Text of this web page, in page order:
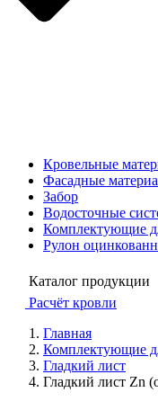
Кровельные
Фасадные
Забор
Водосточные
Комплектующие
Рулон
Каталог продукции
Расчёт кровли
Главная
Комплектующие
Гладкий лист
Гладкий лист Zn